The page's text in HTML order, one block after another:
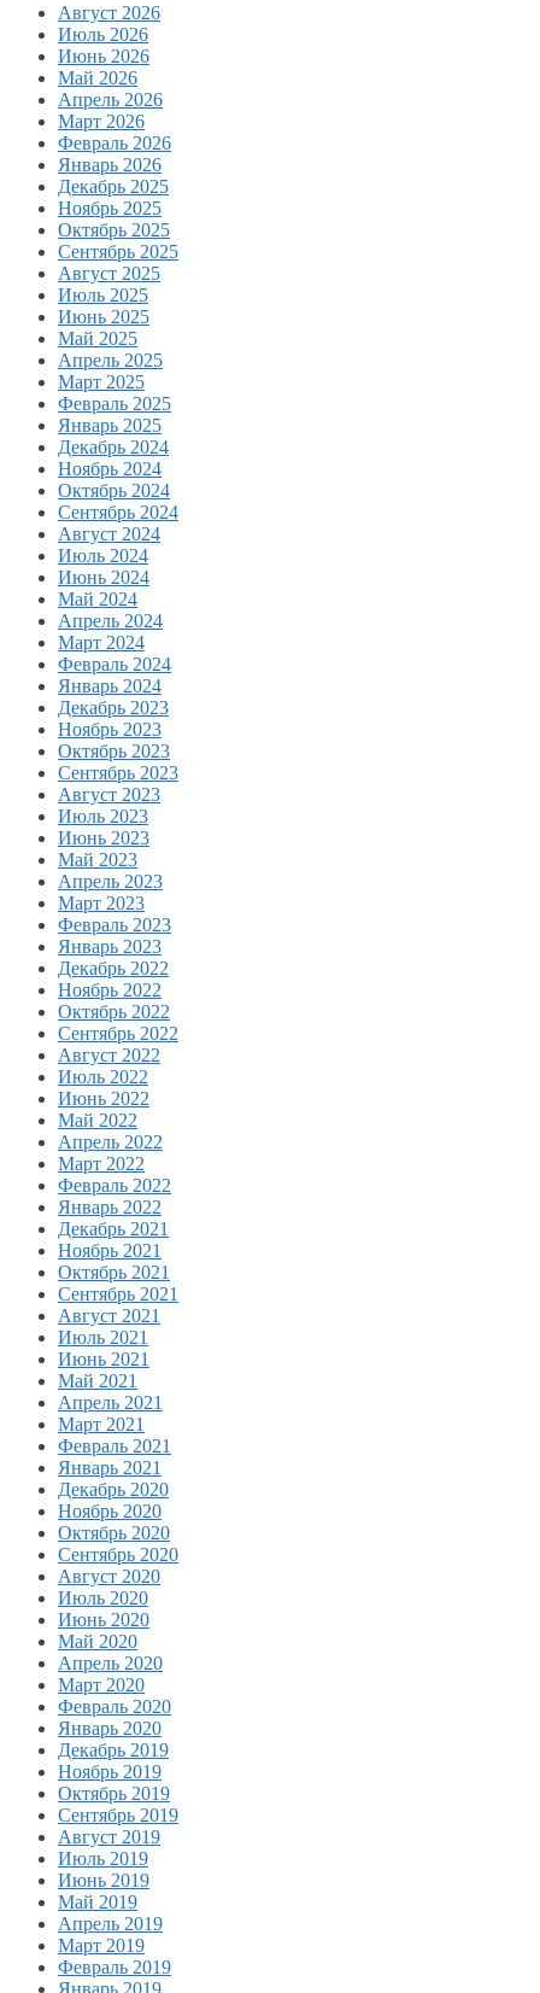
Август 2026
Июль 2026
Июнь 2026
Май 2026
Апрель 2026
Март 2026
Февраль 2026
Январь 2026
Декабрь 2025
Ноябрь 2025
Октябрь 2025
Сентябрь 2025
Август 2025
Июль 2025
Июнь 2025
Май 2025
Апрель 2025
Март 2025
Февраль 2025
Январь 2025
Декабрь 2024
Ноябрь 2024
Октябрь 2024
Сентябрь 2024
Август 2024
Июль 2024
Июнь 2024
Май 2024
Апрель 2024
Март 2024
Февраль 2024
Январь 2024
Декабрь 2023
Ноябрь 2023
Октябрь 2023
Сентябрь 2023
Август 2023
Июль 2023
Июнь 2023
Май 2023
Апрель 2023
Март 2023
Февраль 2023
Январь 2023
Декабрь 2022
Ноябрь 2022
Октябрь 2022
Сентябрь 2022
Август 2022
Июль 2022
Июнь 2022
Май 2022
Апрель 2022
Март 2022
Февраль 2022
Январь 2022
Декабрь 2021
Ноябрь 2021
Октябрь 2021
Сентябрь 2021
Август 2021
Июль 2021
Июнь 2021
Май 2021
Апрель 2021
Март 2021
Февраль 2021
Январь 2021
Декабрь 2020
Ноябрь 2020
Октябрь 2020
Сентябрь 2020
Август 2020
Июль 2020
Июнь 2020
Май 2020
Апрель 2020
Март 2020
Февраль 2020
Январь 2020
Декабрь 2019
Ноябрь 2019
Октябрь 2019
Сентябрь 2019
Август 2019
Июль 2019
Июнь 2019
Май 2019
Апрель 2019
Март 2019
Февраль 2019
Январь 2019